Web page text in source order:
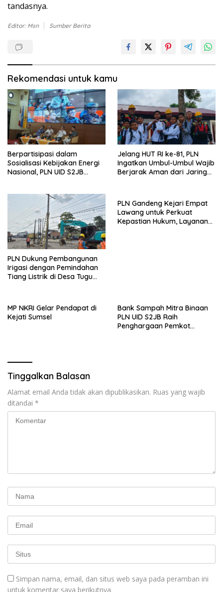
tandasnya.
Editor: Msn Sumber Berita
Rekomendasi untuk kamu
Berpartisipasi dalam
Sosialisasi Kebijakan Energi
Nasional, PLN UID S2JB
Jelang HUT RI ke-81, PLN
Ingatkan Umbul-Umbul Wajib
Berjarak Aman dari Jaringan
PLN Dukung Pembangunan
Irigasi dengan Pemindahan
Tiang Listrik di Desa Tugu
PLN Gandeng Kejari Empat
Lawang untuk Perkuat
Kepastian Hukum, Layanan
‎MP NKRI Gelar Pendapat di
Kejati Sumsel
Bank Sampah Mitra Binaan
PLN UID S2JB Raih
Penghargaan Pemkot
Tinggalkan Balasan
Alamat email Anda tidak akan dipublikasikan. Ruas yang wajib
ditandai *
Simpan nama, email, dan situs web saya pada peramban ini
untuk komentar saya berikutnya.